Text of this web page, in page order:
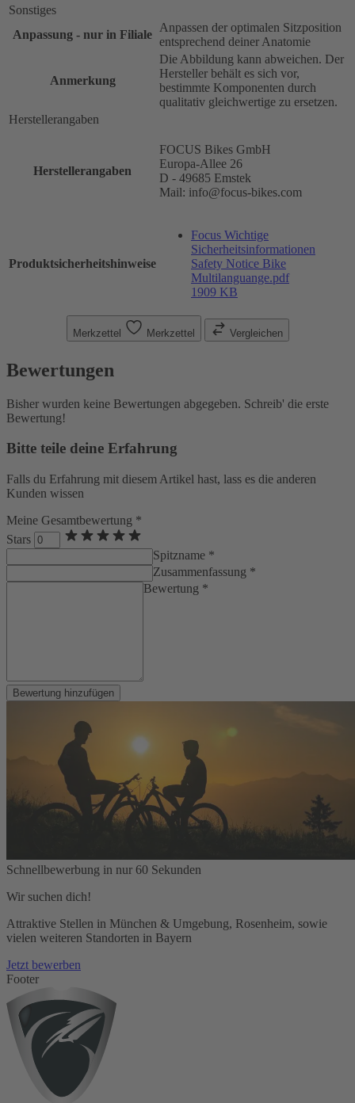
Sonstiges
Anpassung - nur in Filiale
Anpassen der optimalen Sitzposition
entsprechend deiner Anatomie
Anmerkung
Die Abbildung kann abweichen. Der
Hersteller behält es sich vor,
bestimmte Komponenten durch
qualitativ gleichwertige zu ersetzen.
Herstellerangaben
Herstellerangaben
FOCUS Bikes GmbH
Europa-Allee 26
D - 49685 Emstek
Mail: info@focus-bikes.com
Produktsicherheitshinweise
Focus Wichtige
Sicherheitsinformationen
Safety Notice Bike
Multilanguange.pdf
1909 KB
Merkzettel Merkzettel Vergleichen
Bewertungen
Bisher wurden keine Bewertungen abgegeben. Schreib' die erste
Bewertung!
Bitte teile deine Erfahrung
Falls du Erfahrung mit diesem Artikel hast, lass es die anderen
Kunden wissen
Meine Gesamtbewertung *
Stars
Spitzname *
Zusammenfassung *
Bewertung *
Bewertung hinzufügen
Schnellbewerbung in nur 60 Sekunden
Wir suchen dich!
Attraktive Stellen in München & Umgebung, Rosenheim, sowie
vielen weiteren Standorten in Bayern
Jetzt bewerben
Footer